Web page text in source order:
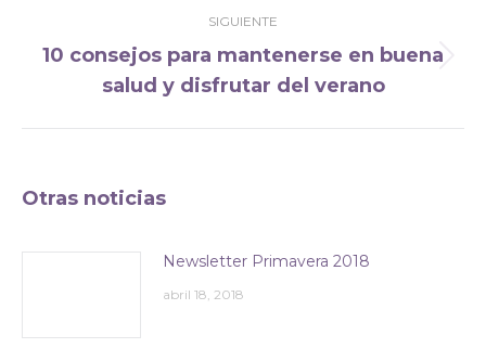
SIGUIENTE
10 consejos para mantenerse en buena
salud y disfrutar del verano
Otras noticias
Newsletter Primavera 2018
abril 18, 2018